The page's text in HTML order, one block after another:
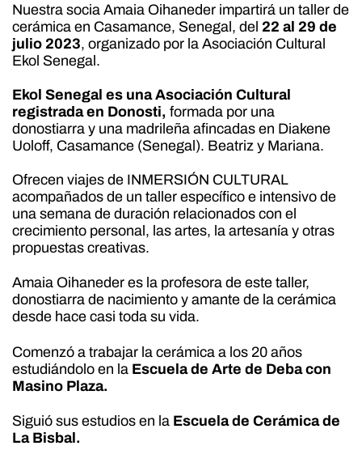
Nuestra socia Amaia Oihaneder impartirá un taller de
cerámica en Casamance, Senegal, del 22 al 29 de
julio 2023, organizado por la Asociación Cultural
Ekol Senegal.
Ekol Senegal es una Asociación Cultural
registrada en Donosti, formada por una
donostiarra y una madrileña afincadas en Diakene
Uoloff, Casamance (Senegal). Beatriz y Mariana.
Ofrecen viajes de INMERSIÓN CULTURAL
acompañados de un taller específico e intensivo de
una semana de duración relacionados con el
crecimiento personal, las artes, la artesanía y otras
propuestas creativas.
Amaia Oihaneder es la profesora de este taller,
donostiarra de nacimiento y amante de la cerámica
desde hace casi toda su vida.
Comenzó a trabajar la cerámica a los 20 años
estudiándolo en la Escuela de Arte de Deba con
Masino Plaza.
Siguió sus estudios en la Escuela de Cerámica de
La Bisbal.